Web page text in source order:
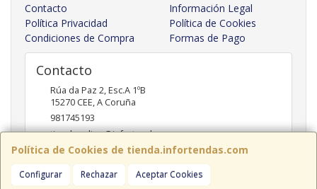
Política de Cookies de tienda.infortendas.com
Configurar Rechazar Aceptar Cookies
Contacto
Información Legal
Política Privacidad
Política de Cookies
Condiciones de Compra
Formas de Pago
Contacto
Rúa da Paz 2, Esc.A 1ºB
15270 CEE,A Coruña
981745193
tiendaonline@infortendas.com
Horario